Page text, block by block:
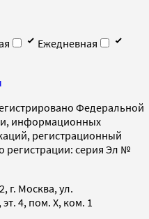
Ежедневная
Федеральной
информационных
регистрационный
регистрации: серия Эл №
г. Москва, ул.
4, пом. X, ком. 1